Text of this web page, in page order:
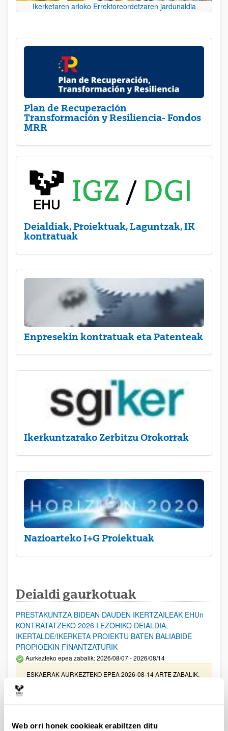
Web orri honek cookieak erabiltzen ditu
Ikerketaren arloko Errektoreordetzaren jardunaldia
Plan de Recuperación
Transformación y Resiliencia- Fondos
MRR
Deialdiak, Proiektuak, Laguntzak, IK
kontratuak
Enpresekin kontratuak eta Patenteak
Ikerkuntzarako Zerbitzu Orokorrak
Nazioarteko I+G Proiektuak
Deialdi gaurkotuak
PRESTAKUNTZA BIDEAN DAUDEN IKERTZAILEAK EHUn
KONTRATATZEKO 2026 I EZOHIKO DEIALDIA,
IKERTALDE/IKERKETA PROIEKTU BATEN BALIABIDE
PROPIOEKIN FINANTZATURIK
Aurkezteko epea zabalik: 2026/08/07 - 2026/08/14
ESKAERAK AURKEZTEKO EPEA 2026-08-14 ARTE ZABALIK.
UPV/EHUn Azpiegitura Zientifikoa eta Funts Bibliografikoak